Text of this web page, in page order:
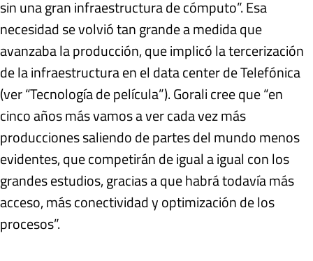
sin una gran infraestructura de cómputo”. Esa
necesidad se volvió tan grande a medida que
avanzaba la producción, que implicó la tercerización
de la infraestructura en el data center de Telefónica
(ver “Tecnología de película”). Gorali cree que “en
cinco años más vamos a ver cada vez más
producciones saliendo de partes del mundo menos
evidentes, que competirán de igual a igual con los
grandes estudios, gracias a que habrá todavía más
acceso, más conectividad y optimización de los
procesos”.